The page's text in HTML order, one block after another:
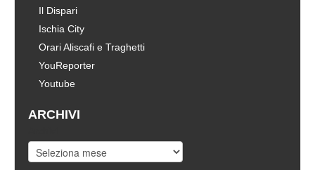
Il Dispari
Ischia City
Orari Aliscafi e Traghetti
YouReporter
Youtube
ARCHIVI